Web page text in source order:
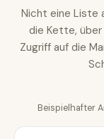
Nicht eine Liste
die Kette,
Zugriff auf die
Beispielhafter